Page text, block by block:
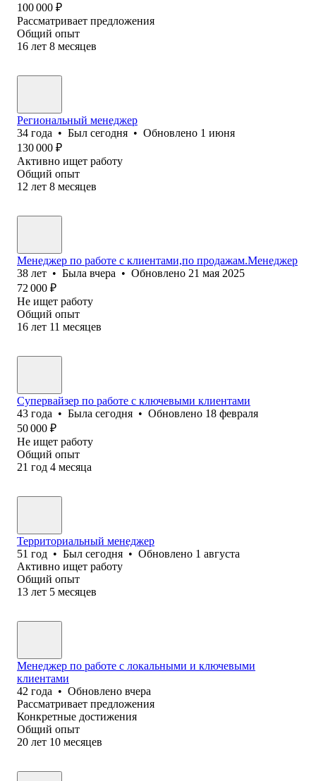
100 000 ₽
Рассматривает предложения
Общий опыт
16 лет 8 месяцев
Региональный менеджер
34 года • Был сегодня • Обновлено 1 июня
130 000 ₽
Активно ищет работу
Общий опыт
12 лет 8 месяцев
Менеджер по работе с клиентами,по продажам.Менеджер
38 лет • Была вчера • Обновлено 21 мая 2025
72 000 ₽
Не ищет работу
Общий опыт
16 лет 11 месяцев
Супервайзер по работе с ключевыми клиентами
43 года • Была сегодня • Обновлено 18 февраля
50 000 ₽
Не ищет работу
Общий опыт
21 год 4 месяца
Территориальный менеджер
51 год • Был сегодня • Обновлено 1 августа
Активно ищет работу
Общий опыт
13 лет 5 месяцев
Менеджер по работе с локальными и ключевыми
клиентами
42 года • Обновлено вчера
Рассматривает предложения
Конкретные достижения
Общий опыт
20 лет 10 месяцев